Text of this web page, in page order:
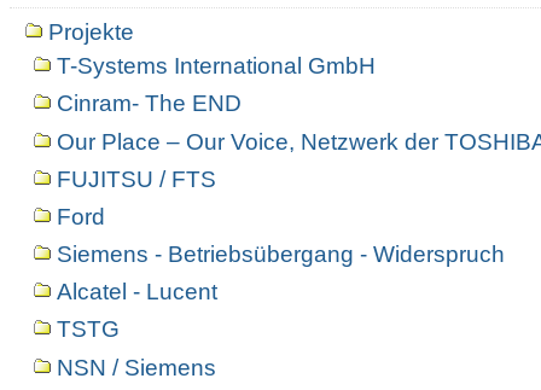
Projekte
T-Systems International GmbH
Cinram- The END
Our Place – Our Voice, Netzwerk der
FUJITSU / FTS
Ford
Siemens - Betriebsübergang - Widerspruch
Alcatel - Lucent
TSTG
NSN / Siemens